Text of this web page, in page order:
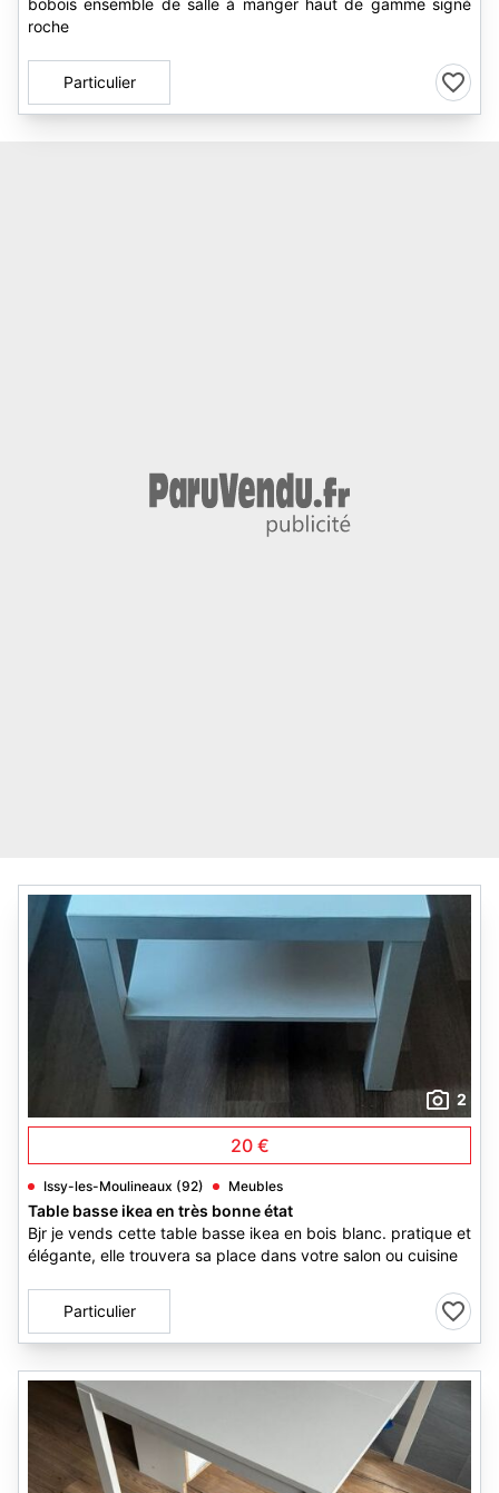
bobois ensemble de salle à manger haut de gamme signé
roche
Particulier
2
20 €
Issy-les-Moulineaux (92) Meubles
Table basse ikea en très bonne état
Bjr je vends cette table basse ikea en bois blanc. pratique et
élégante, elle trouvera sa place dans votre salon ou cuisine
Particulier